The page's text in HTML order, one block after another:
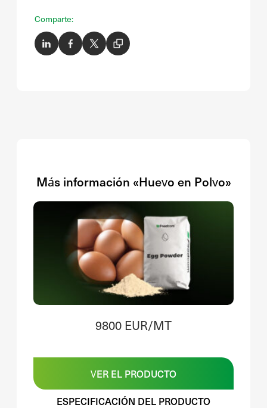
Comparte:
Más información «Huevo en Polvo»
9800 EUR/MT
VER EL PRODUCTO
ESPECIFICACIÓN DEL PRODUCTO